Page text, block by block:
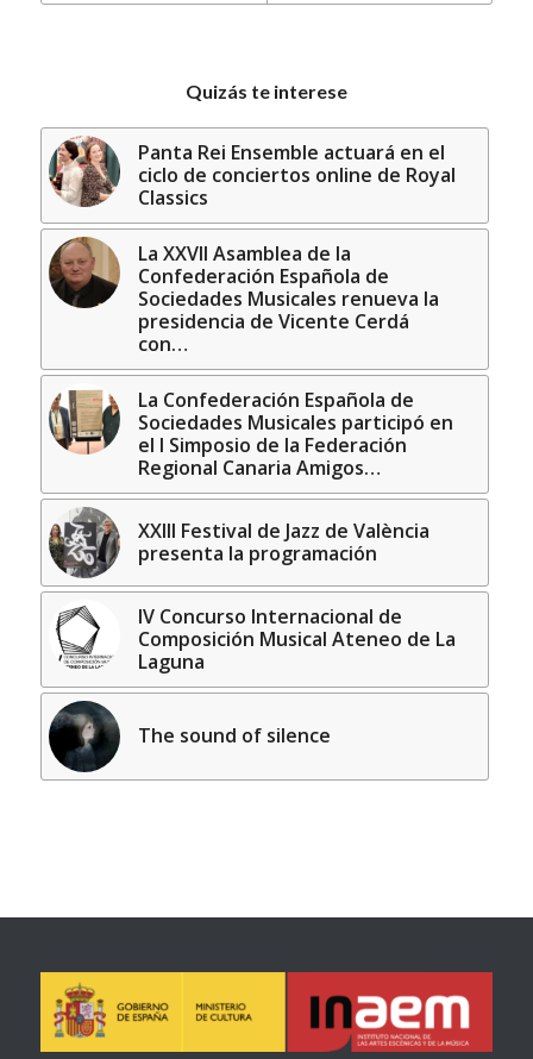
Quizás te interese
Panta Rei Ensemble actuará en el
ciclo de conciertos online de Royal
Classics
La XXVII Asamblea de la
Confederación Española de
Sociedades Musicales renueva la
presidencia de Vicente Cerdá
con…
La Confederación Española de
Sociedades Musicales participó en
el I Simposio de la Federación
Regional Canaria Amigos…
XXIII Festival de Jazz de València
presenta la programación
IV Concurso Internacional de
Composición Musical Ateneo de La
Laguna
The sound of silence